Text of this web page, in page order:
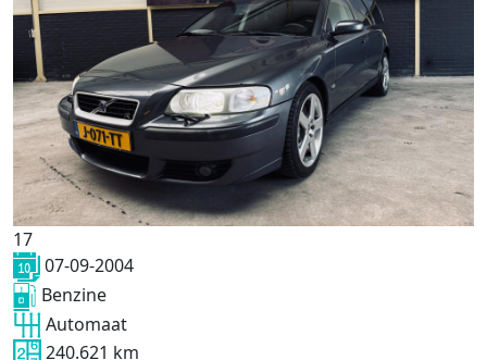
17
07-09-2004
Benzine
Automaat
240.621 km